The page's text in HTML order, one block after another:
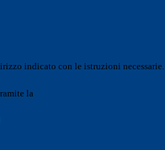
indicato con le istruzioni necessarie.
la